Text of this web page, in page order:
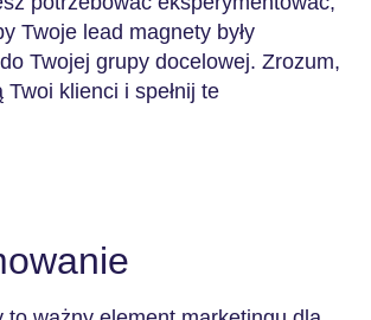
Twoje lead magnety były
Twojej grupy docelowej. Zrozum,
klienci i spełnij te